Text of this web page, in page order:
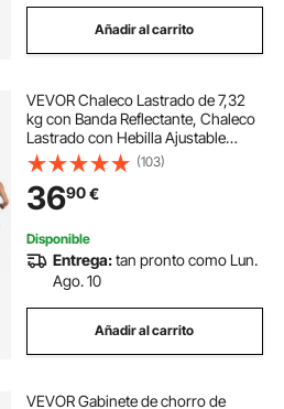
Añadir al carrito
VEVOR Chaleco Lastrado de 7,32
kg con Banda Reflectante, Chaleco
Lastrado con Hebilla Ajustable
Unisex, Equipo para Entrenamiento
de Fuerza, Correr, Trotar, Fitness y
Pérdida de Peso, 89-114 cm
(103)
3690€
Disponible
Entrega:tan pronto como Lun.
Ago. 10
Añadir al carrito
VEVOR Gabinete de chorro de